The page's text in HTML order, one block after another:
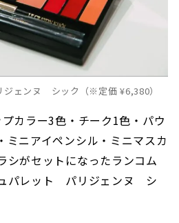
ェンヌ シック（※定価 ¥6,380）
カラー3色・チーク1色・パウ
ミニアイペンシル・ミニマスカ
シがセットになったランコム
パレット パリジェンヌ シ